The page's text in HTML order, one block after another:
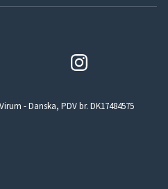
- Danska, PDV br. DK17484575